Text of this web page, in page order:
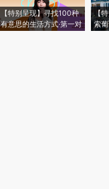
【特别呈现】寻找100种
有意思的生活方式·第一对
【
索